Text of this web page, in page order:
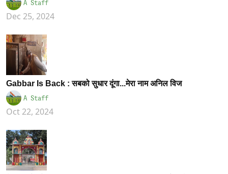
A Staff
Dec 25, 2024
Gabbar Is Back : सबको सुधार दूंगा...मेरा नाम अनिल विज
A Staff
Oct 22, 2024